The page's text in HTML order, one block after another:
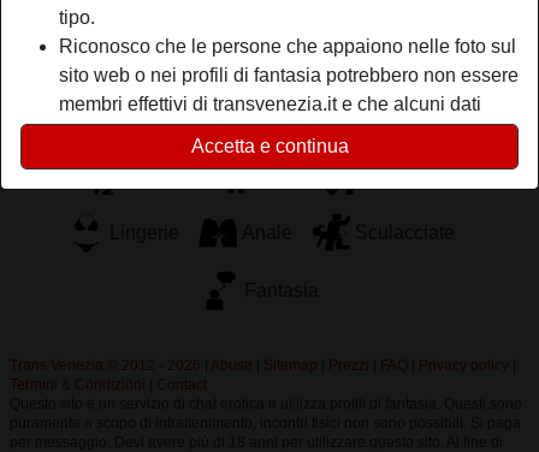
tipo.
Riconosco che le persone che appaiono nelle foto sul
sito web o nei profili di fantasia potrebbero non essere
membri effettivi di transvenezia.it e che alcuni dati
sui precedenti dei suoi membri e che il sito Web non
tenta altrimenti di verificare l'esattezza delle
dichiarazioni rese dai suoi membri.
Accetta e continua
Sta cercando
Uomo, Etero, Bisessuale, 26-35, 36-54
Tags
Pompini Orali Sex toys
Trans Venezia © 2012 - 2026 Abuse Sitemap Prezzi FAQ Privacy policy
Termini & Condizioni
Contact